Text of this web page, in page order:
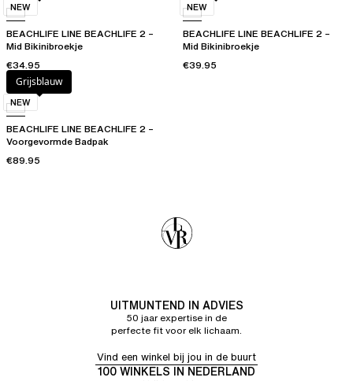
BEACHLIFE LINE BEACHLIFE 2 –
Mid Bikinibroekje
€34.95
NEW
BEACHLIFE LINE BEACHLIFE 2 –
Mid Bikinibroekje
€39.95
NEW
Grijsblauw
BEACHLIFE LINE BEACHLIFE 2 –
Voorgevormde Badpak
€89.95
NEW
UITMUNTEND IN ADVIES
50 jaar expertise in de
perfecte fit voor elk lichaam.
Vind een winkel bij jou in de buurt
100 WINKELS IN NEDERLAND